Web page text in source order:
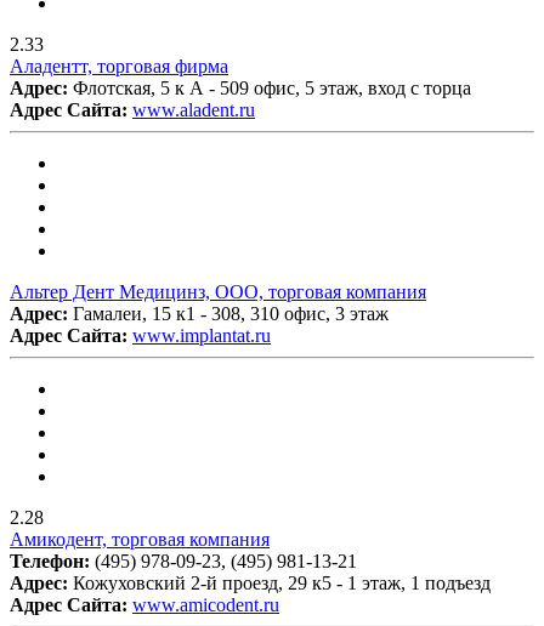
2.33
Аладентт, торговая фирма
Адрес: Флотская, 5 к А - 509 офис, 5 этаж, вход с торца
Адрес Сайта: www.aladent.ru
Альтер Дент Медицинз, ООО, торговая компания
Адрес: Гамалеи, 15 к1 - 308, 310 офис, 3 этаж
Адрес Сайта: www.implantat.ru
2.28
Амикодент, торговая компания
Телефон: (495) 978-09-23, (495) 981-13-21
Адрес: Кожуховский 2-й проезд, 29 к5 - 1 этаж, 1 подъезд
Адрес Сайта: www.amicodent.ru